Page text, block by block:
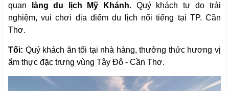
quan làng du lịch Mỹ Khánh. Quý khách tự do trải
nghiệm, vui chơi địa điểm du lịch nổi tiếng tại TP. Cần
Thơ.
Tối: Quý khách ăn tối tại nhà hàng, thưởng thức hương vị
ẩm thực đặc trưng vùng Tây Đô - Cần Thơ.